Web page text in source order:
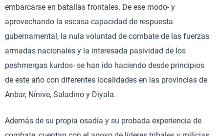
embarcarse en batallas frontales. De ese modo- y
aprovechando la escasa capacidad de respuesta
gubernamental, la nula voluntad de combate de las fuerzas
armadas nacionales y la interesada pasividad de los
peshmergas kurdos- se han ido haciendo desde principios
de este año con diferentes localidades en las provincias de
Anbar, Nínive, Saladino y Diyala.
Además de su propia osadía y su probada experiencia de